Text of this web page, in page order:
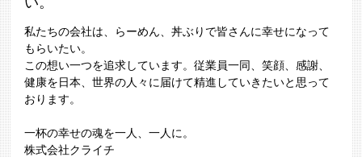
私たちの会社は、らーめん、丼ぶりで皆さんに幸せになって
もらいたい。
この想い一つを追求しています。従業員一同、笑顔、感謝、
健康を日本、世界の人々に届けて精進していきたいと思って
おります。
一杯の幸せの魂を一人、一人に。
株式会社クライチ